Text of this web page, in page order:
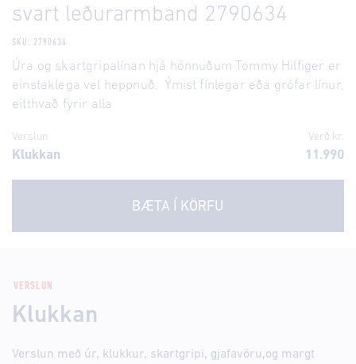
svart leðurarmband 2790634
SKU: 2790634
Úra og skartgripalínan hjá hönnuðum Tommy Hilfiger er
einstaklega vel heppnuð. Ýmist fínlegar eða grófar línur,
eitthvað fyrir alla
Verslun Verð kr.
Klukkan 11.990
BÆTA Í KÖRFU
VERSLUN
Klukkan
Verslun með úr, klukkur, skartgripi, gjafavöru,og margt